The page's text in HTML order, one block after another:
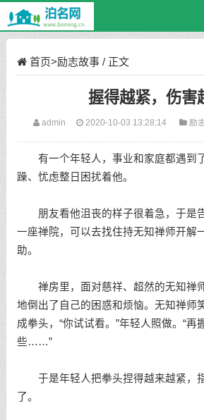
首页>励志故事/ 正文
握得越紧，伤害
admin 2020-10-03 13:28:14 励
有一个年轻人，事业和家庭都遇到
躁、忧虑整日困扰着他。
朋友看他沮丧的样子很着急，于是
一座禅院，可以去找住持无知禅师开解
助。
禅房里，面对慈祥、超然的无知禅
地倒出了自己的困惑和烦恼。无知禅师
成拳头，“你试试看。”年轻人照做。“再
些……”
于是年轻人把拳头捏得越来越紧，
了。